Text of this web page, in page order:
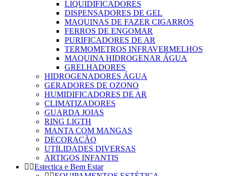
LIQUIDIFICADORES
DISPENSADORES DE GEL
MAQUINAS DE FAZER CIGARROS
FERROS DE ENGOMAR
PURIFICADORES DE AR
TERMOMETROS INFRAVERMELHOS
MAQUINA HIDROGENAR ÁGUA
GRELHADORES
HIDROGENADORES ÁGUA
GERADORES DE OZONO
HUMIDIFICADORES DE AR
CLIMATIZADORES
GUARDA JOIAS
RING LIGTH
MANTA COM MANGAS
DECORAÇÃO
UTILIDADES DIVERSAS
ARTIGOS INFANTIS
Estectica e Bem Estar